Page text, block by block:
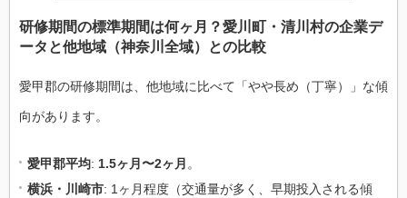
研修期間の標準期間は何ヶ月？愛川町・清川村の企業デ
ータと他地域（神奈川全域）との比較
愛甲郡の研修期間は、他地域に比べて「やや長め（丁寧）」な傾
向があります。
愛甲郡平均: 1.5ヶ月〜2ヶ月 。
横浜・川崎市: 1ヶ月程度（交通量が多く、早期投入される傾